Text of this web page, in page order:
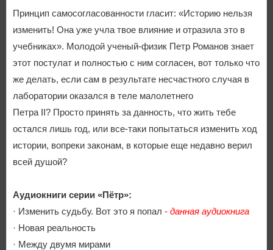
Принцип самосогласованности гласит: «Историю нельзя
изменить! Она уже учла твое влияние и отразила это в
учебниках». Молодой ученый-физик Петр Романов знает
этот постулат и полностью с ним согласен, вот только что
же делать, если сам в результате несчастного случая в
лаборатории оказался в теле малолетнего
Петра II? Просто принять за данность, что жить тебе
остался лишь год, или все-таки попытаться изменить ход
истории, вопреки законам, в которые еще недавно верил
всей душой?
Аудиокниги серии «Пётр»:
· Изменить судьбу. Вот это я попал - данная аудиокнига
· Новая реальность
· Между двумя мирами